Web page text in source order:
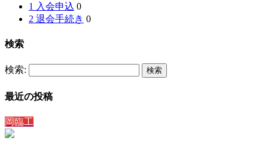
1 入会申込 0
2 退会手続き 0
検索
検索:
最近の投稿
岡臨工